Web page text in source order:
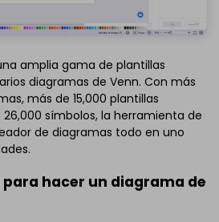
amplia gama de plantillas
diagramas de Venn. Con más
más de 15,000 plantillas
símbolos, la herramienta de
de diagramas todo en uno
para hacer un diagrama de